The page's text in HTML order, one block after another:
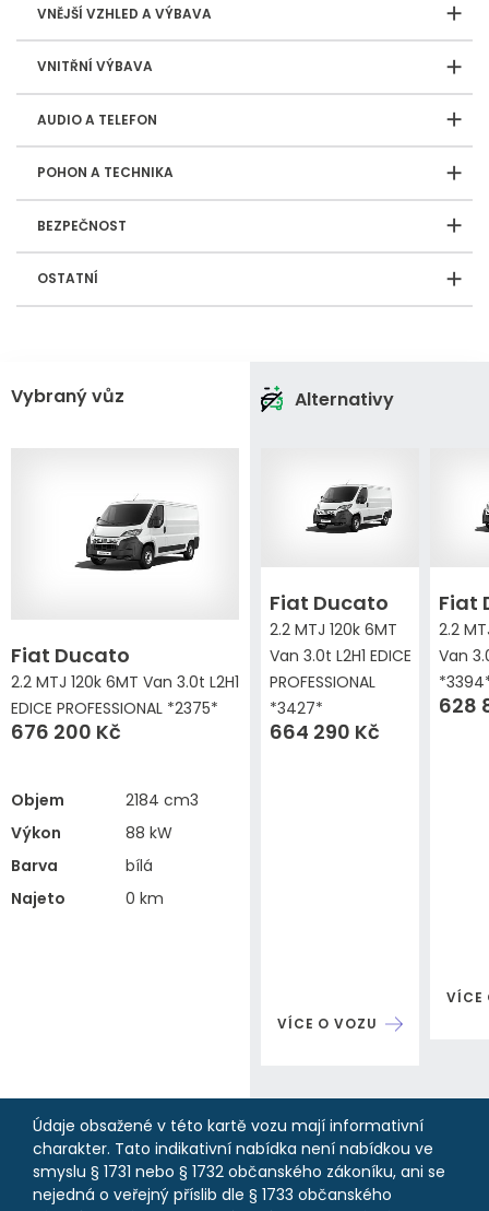
VNĚJŠÍ VZHLED A VÝBAVA
VNITŘNÍ VÝBAVA
AUDIO A TELEFON
POHON A TECHNIKA
BEZPEČNOST
OSTATNÍ
Vybraný vůz Alternativy
Fiat Ducato
2.2 MTJ 120k 6MT Van 3.0t L2H1
EDICE PROFESSIONAL *2375*
676 200 Kč
Objem
Výkon
Barva
Najeto
2184 cm3
88 kW
bílá
0 km
Fiat Ducato
2.2 MTJ 120k 6MT
Van 3.0t L2H1 EDICE
PROFESSIONAL
*3427*
664 290 Kč
VÍCE O VOZU
Fiat
2.2
Van
628
VÍCE
Údaje obsažené v této kartě vozu mají informativní
charakter. Tato indikativní nabídka není nabídkou ve
smyslu § 1731 nebo § 1732 občanského zákoníku, ani se
nejedná o veřejný příslib dle § 1733 občanského